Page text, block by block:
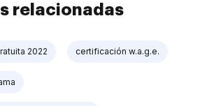
relacionadas
2022 certificación w.a.g.e.